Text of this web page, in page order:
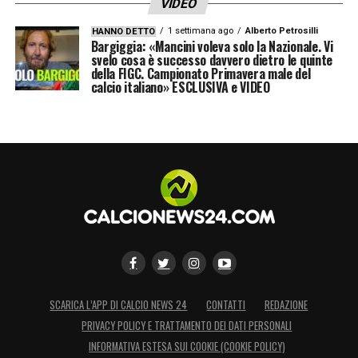
LA PLAYLIST DELLE NOSTRE TOP NEWS
VIDEO
HANNO DETTO 1 settimana ago Alberto Petrosilli
Bargiggia: «Mancini voleva solo la Nazionale. Vi
svelo cosa è successo davvero dietro le quinte
della FIGC. Campionato Primavera male del
calcio italiano» ESCLUSIVA e VIDEO
SCARICA L’APP DI CALCIO NEWS 24 CONTATTI
REDAZIONE
PRIVACY POLICY E TRATTAMENTO DEI DATI PERSONALI
INFORMATIVA ESTESA SUI COOKIE (COOKIE POLICY)